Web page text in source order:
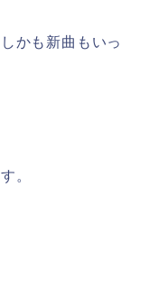
かも新曲もいっ
。